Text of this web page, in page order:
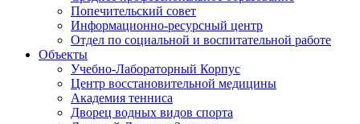
Попечительский совет
Информационно-ресурсный центр
Отдел по социальной и воспитательной работе
Объекты
Учебно-Лабораторный Корпус
Центр восстановительной медицины
Академия тенниса
Дворец водных видов спорта